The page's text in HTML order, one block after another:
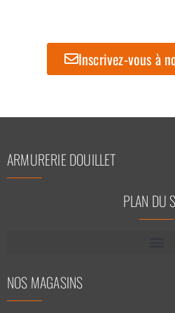
Inscrivez-vous à
ARMURERIE DOUILLET
PLAN DU
NOS MAGASINS